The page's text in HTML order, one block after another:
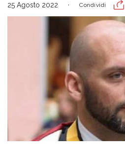
25 Agosto 2022 Condividi